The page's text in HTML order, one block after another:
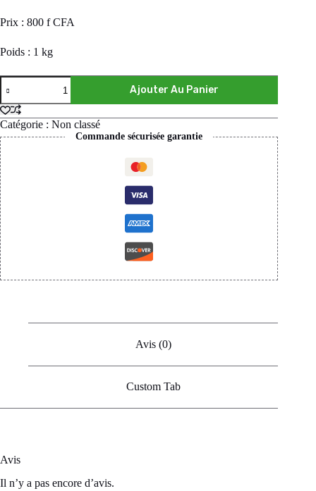
Prix : 800 f CFA
Poids : 1 kg
quantité
de
MANIOC
Ajouter Au Panier
Catégorie : Non classé
Commande sécurisée garantie
Avis (0)
Custom Tab
Avis
Il n’y a pas encore d’avis.